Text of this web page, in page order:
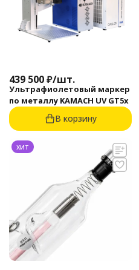
439 500₽/шт.
Ультрафиолетовый маркер
по металлу KAMACH UV GT5x
В корзину
хит